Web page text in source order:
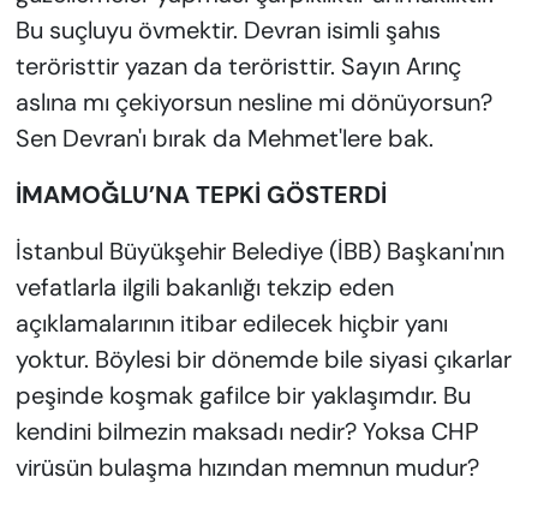
Bu suçluyu övmektir. Devran isimli şahıs
teröristtir yazan da teröristtir. Sayın Arınç
aslına mı çekiyorsun nesline mi dönüyorsun?
Sen Devran'ı bırak da Mehmet'lere bak.
İMAMOĞLU’NA TEPKİ GÖSTERDİ
İstanbul Büyükşehir Belediye (İBB) Başkanı'nın
vefatlarla ilgili bakanlığı tekzip eden
açıklamalarının itibar edilecek hiçbir yanı
yoktur. Böylesi bir dönemde bile siyasi çıkarlar
peşinde koşmak gafilce bir yaklaşımdır. Bu
kendini bilmezin maksadı nedir? Yoksa CHP
virüsün bulaşma hızından memnun mudur?